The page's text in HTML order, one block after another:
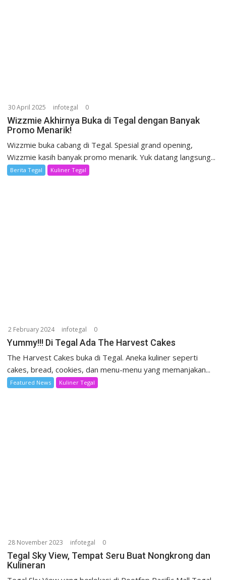
30 April 2025 infotegal 0
Wizzmie Akhirnya Buka di Tegal dengan Banyak
Promo Menarik!
Wizzmie buka cabang di Tegal. Spesial grand opening,
Wizzmie kasih banyak promo menarik. Yuk datang langsung...
Berita Tegal Kuliner Tegal
2 February 2024 infotegal 0
Yummy!!! Di Tegal Ada The Harvest Cakes
The Harvest Cakes buka di Tegal. Aneka kuliner seperti
cakes, bread, cookies, dan menu-menu yang memanjakan...
Featured News Kuliner Tegal
28 November 2023 infotegal 0
Tegal Sky View, Tempat Seru Buat Nongkrong dan
Kulineran